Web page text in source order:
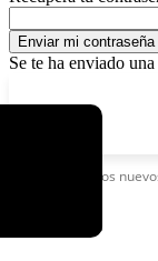
Se te ha enviado
Casos